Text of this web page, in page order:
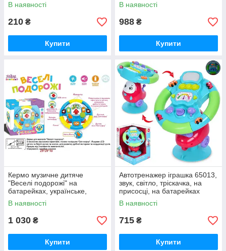
В наявності
210 ₴
Купити
В наявності
988 ₴
Купити
Кермо музичне дитяче
"Веселі подорожі" на
батарейках, українське,
світло
В наявності
1 030 ₴
Купити
Автотренажер іграшка 65013,
звук, світло, тріскачка, на
присосці, на батарейках
В наявності
715 ₴
Купити